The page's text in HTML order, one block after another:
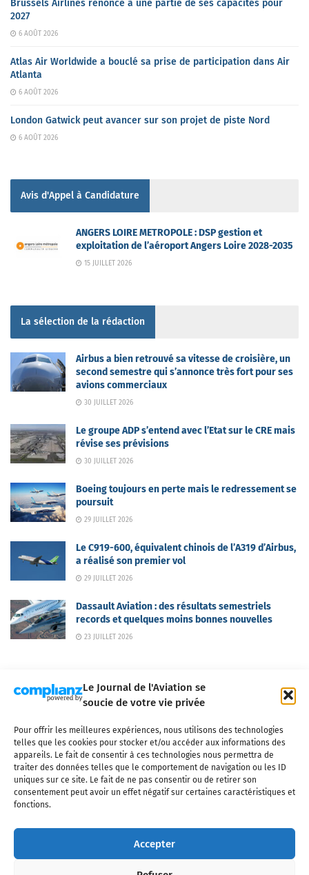
Le Journal de l'Aviation se
soucie de votre vie privée
Pour offrir les meilleures expériences, nous utilisons des technologies
telles que les cookies pour stocker et/ou accéder aux informations des
appareils. Le fait de consentir à ces technologies nous permettra de
traiter des données telles que le comportement de navigation ou les ID
uniques sur ce site. Le fait de ne pas consentir ou de retirer son
consentement peut avoir un effet négatif sur certaines caractéristiques et
fonctions.
Accepter
Brussels Airlines renonce à une partie de ses capacités pour
2027
6 AOÛT 2026
Atlas Air Worldwide a bouclé sa prise de participation dans Air
Atlanta
6 AOÛT 2026
London Gatwick peut avancer sur son projet de piste Nord
6 AOÛT 2026
Avis d'Appel à Candidature
ANGERS LOIRE METROPOLE : DSP gestion et
exploitation de l’aéroport Angers Loire 2028-2035
15 JUILLET 2026
La sélection de la rédaction
Airbus a bien retrouvé sa vitesse de croisière, un
second semestre qui s’annonce très fort pour ses
avions commerciaux
30 JUILLET 2026
Le groupe ADP s’entend avec l’Etat sur le CRE mais
révise ses prévisions
30 JUILLET 2026
Boeing toujours en perte mais le redressement se
poursuit
29 JUILLET 2026
Le C919-600, équivalent chinois de l’A319 d’Airbus,
a réalisé son premier vol
29 JUILLET 2026
Dassault Aviation : des résultats semestriels
records et quelques moins bonnes nouvelles
23 JUILLET 2026
Qui sommes-nous ? Nous contacter
Partenaires
Mentions légales
CGV Politique de confidentialité Cookies
l'industrie aéronautique, l'aviation commerciale, l'aviation d'affaires, les